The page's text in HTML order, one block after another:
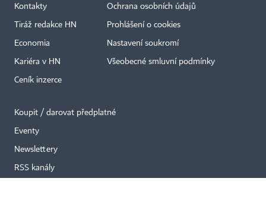
Kontakty
Tiráž redakce HN
Economia
Kariéra v HN
Ceník inzerce
Ochrana osobních údajů
Prohlášení o cookies
Nastavení soukromí
Všeobecné smluvní podmínky
Koupit / darovat předplatné
Eventy
Newslettery
RSS kanály